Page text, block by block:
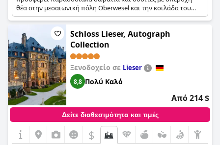
θέα στην μεσαιωνική πόλη Oberwesel και την κοιλάδα του
ποταμού Ρήνου. Οι επισκέπτες μπορούν να απολαύσουν
δημιουργική, διεθνή κουζίνα στους χώρους εστίασης,
καθιστώντας το έναν τέλειο συνδυασμό ιστορίας και
γαστρονομίας.
Schloss Lieser, Autograph
Collection
Ξενοδοχείο σε Lieser
8,8 Πολύ Καλό
Από 214 $
Δείτε διαθεσιμότητα και τιμές
$